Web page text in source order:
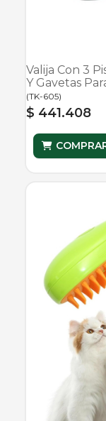
Valija Con 3
Y Gavetas
(TK-605)
$ 441.408